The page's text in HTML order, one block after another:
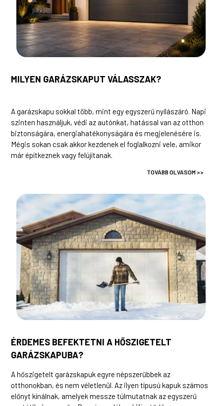
MILYEN GARÁZSKAPUT VÁLASSZAK?
A garázskapu sokkal több, mint egy egyszerű nyílászáró. Napi
szinten használjuk, védi az autónkat, hatással van az otthon
biztonságára, energiahatékonyságára és megjelenésére is.
Mégis sokan csak akkor kezdenek el foglalkozni vele, amikor
már építkeznek vagy felújítanak.
TOVÁBB OLVASOM >>
ÉRDEMES BEFEKTETNI A HŐSZIGETELT
GARÁZSKAPUBA?
A hőszigetelt garázskapuk egyre népszerűbbek az
otthonokban, és nem véletlenül. Az ilyen típusú kapuk számos
előnyt kínálnak, amelyek messze túlmutatnak az egyszerű